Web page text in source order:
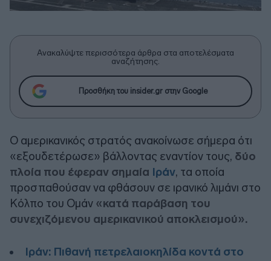
Ανακαλύψτε περισσότερα άρθρα στα αποτελέσματα
αναζήτησης.
Προσθήκη του insider.gr στην Google
Ο αμερικανικός στρατός ανακοίνωσε σήμερα ότι
«εξουδετέρωσε» βάλλοντας εναντίον τους, δύο
πλοία που έφεραν σημαία Ιράν, τα οποία
προσπαθούσαν να φθάσουν σε ιρανικό λιμάνι στο
Κόλπο του Ομάν «κατά παράβαση του
συνεχιζόμενου αμερικανικού αποκλεισμού».
Ιράν: Πιθανή πετρελαιοκηλίδα κοντά στο